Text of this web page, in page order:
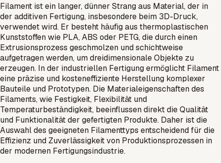
Filament ist ein langer, dünner Strang aus Material, der in
der additiven Fertigung, insbesondere beim 3D-Druck,
verwendet wird. Er besteht häufig aus thermoplastischen
Kunststoffen wie PLA, ABS oder PETG, die durch einen
Extrusionsprozess geschmolzen und schichtweise
aufgetragen werden, um dreidimensionale Objekte zu
erzeugen. In der industriellen Fertigung ermöglicht Filament
eine präzise und kosteneffiziente Herstellung komplexer
Bauteile und Prototypen. Die Materialeigenschaften des
Filaments, wie Festigkeit, Flexibilität und
Temperaturbeständigkeit, beeinflussen direkt die Qualität
und Funktionalität der gefertigten Produkte. Daher ist die
Auswahl des geeigneten Filamenttyps entscheidend für die
Effizienz und Zuverlässigkeit von Produktionsprozessen in
der modernen Fertigungsindustrie.